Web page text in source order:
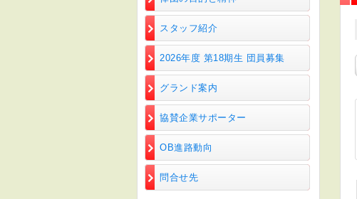
スタッフ紹介
2026年度 第18期生 団員募集
グランド案内
協賛企業サポーター
OB進路動向
問合せ先